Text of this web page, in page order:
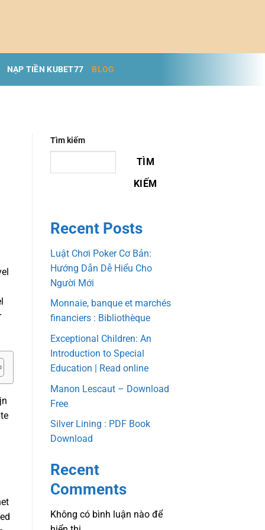
NẠP TIỀN KUBET77 BLOG
Tìm kiếm
TÌM
KIẾM
Recent Posts
Luật Chơi Poker Cơ Bản:
Hướng Dẫn Dễ Hiểu Cho
Người Mới
Monnaie, banque et marchés
financiers : Bibliothèque
Exceptional Children: An
Introduction to Special
Education | Read online
Manon Lescaut – Download
Free
Silver Lining : PDF Book
Download
Recent
Comments
Không có bình luận nào để